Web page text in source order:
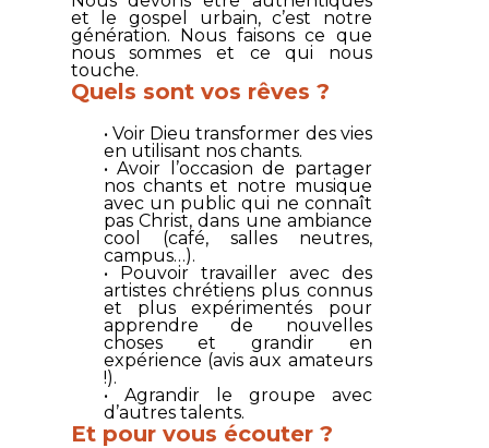
et le gospel urbain, c’est notre
génération. Nous faisons ce que
nous sommes et ce qui nous
touche.
Quels sont vos rêves ?
• Voir Dieu transformer des vies
en utilisant nos chants.
• Avoir l’occasion de partager
nos chants et notre musique
avec un public qui ne connaît
pas Christ, dans une ambiance
cool (café, salles neutres,
campus…).
• Pouvoir travailler avec des
artistes chrétiens plus connus
et plus expérimentés pour
apprendre de nouvelles
choses et grandir en
expérience (avis aux amateurs
!).
• Agrandir le groupe avec
d’autres talents.
Et pour vous écouter ?